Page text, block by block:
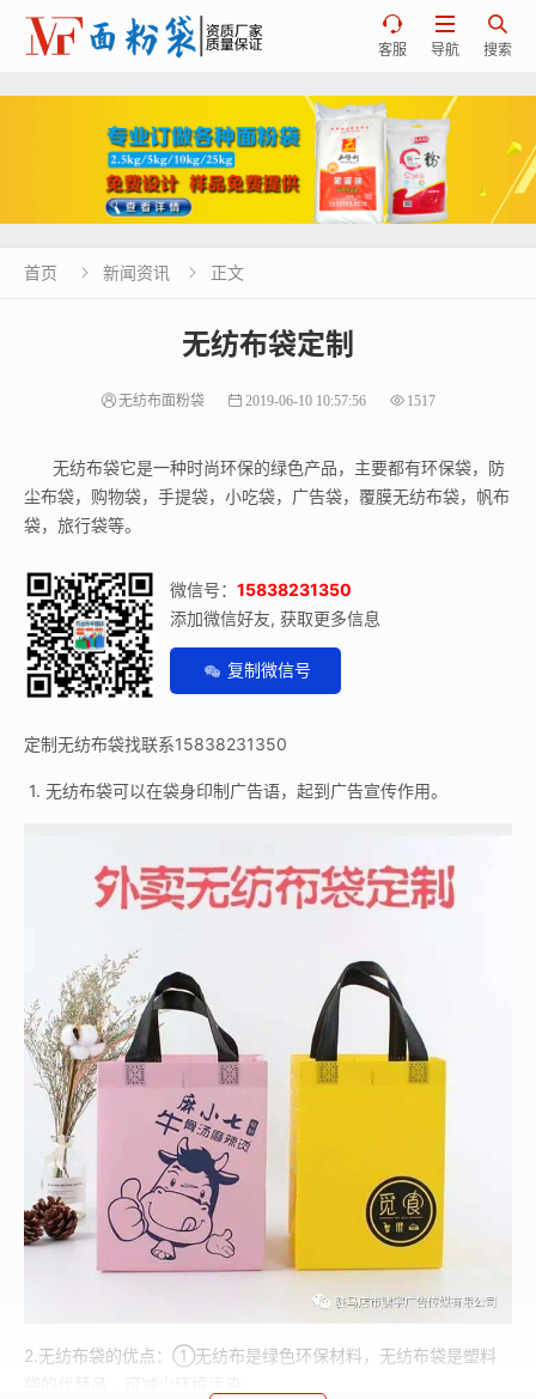

搜索

导航

客服
首页  新闻资讯  正文
无纺布袋定制
无纺布面粉袋 2019-06-10 10:57:56 1517
无纺布袋它是一种时尚环保的绿色产品，主要都有环保袋，防
尘布袋，购物袋，手提袋，小吃袋，广告袋，覆膜无纺布袋，帆布
袋，旅行袋等。
微信号： 15838231350
添加微信好友, 获取更多信息
复制微信号
定制无纺布袋找联系15838231350
1. 无纺布袋可以在袋身印制广告语，起到广告宣传作用。
2.无纺布袋的优点：①无纺布是绿色环保材料，无纺布袋是塑料